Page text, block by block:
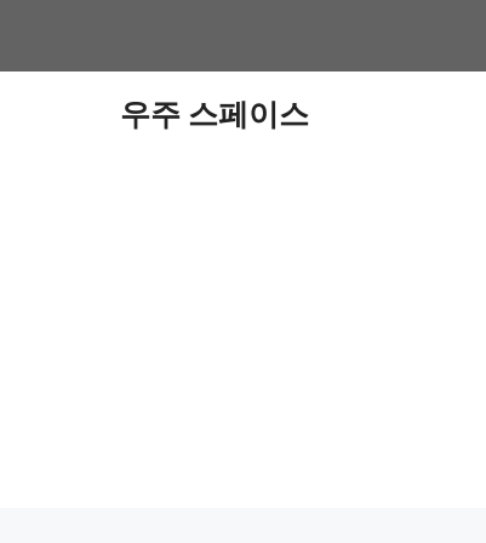
우주 스페이스